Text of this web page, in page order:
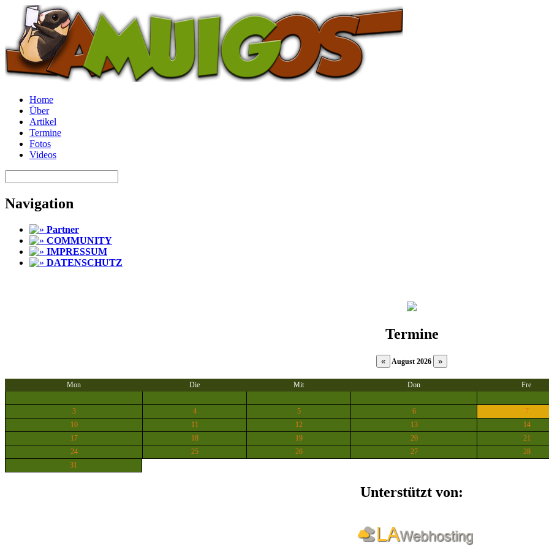
Home
Über
Artikel
Termine
Fotos
Videos
Navigation
Partner
COMMUNITY
IMPRESSUM
DATENSCHUTZ
Termine
August 2026
Mon Die Mit Don Fre
3
4 5 6 7
10
11 12 13 14
17
18 19 20 21
24
25 26 27 28
31
Unterstützt von: